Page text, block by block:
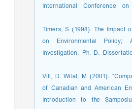
International Conference
19. Timers, S (1998). The
on Environmental Policy;
Investigation, Ph. D.
20. Vill, D. Wital, M (2001).
of Canadian and American
Introduction to the